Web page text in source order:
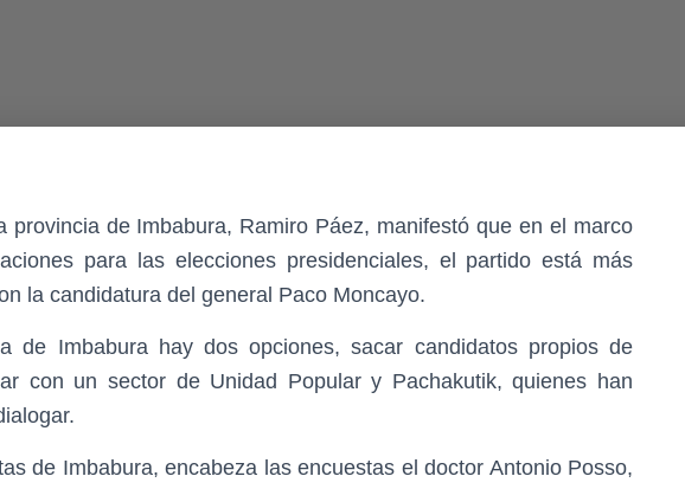
provincia de Imbabura, Ramiro Páez, manifestó que en el marco
para las elecciones presidenciales, el partido está más
la candidatura del general Paco Moncayo.
de Imbabura hay dos opciones, sacar candidatos propios de
con un sector de Unidad Popular y Pachakutik, quienes han
de Imbabura, encabeza las encuestas el doctor Antonio Posso,